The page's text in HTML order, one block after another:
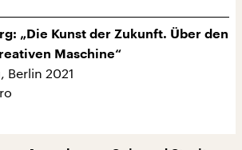
„Die Kunst der Zukunft. Über den
Maschine“
Berlin 2021